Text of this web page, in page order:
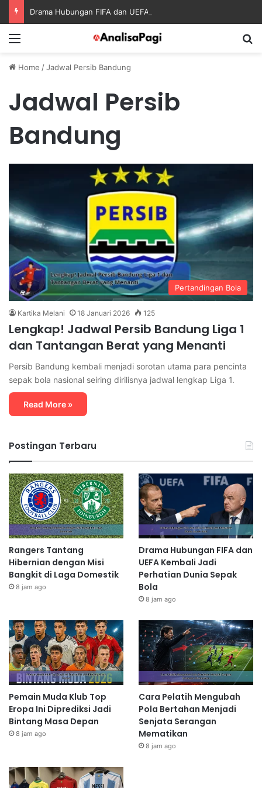
Home /Jadwal Persib Bandung
Jadwal Persib
Bandung
Pertandingan Bola
Kartika Melani 18 Januari 2026 125
Lengkap! Jadwal Persib Bandung Liga 1
dan Tantangan Berat yang Menanti
Persib Bandung kembali menjadi sorotan utama para pencinta
sepak bola nasional seiring dirilisnya jadwal lengkap Liga 1.
Read More »
Postingan Terbaru
Rangers Tantang
Hibernian dengan Misi
Bangkit di Laga Domestik
8 jam ago
Drama Hubungan FIFA dan
UEFA Kembali Jadi
Perhatian Dunia Sepak
Bola
8 jam ago
Pemain Muda Klub Top
Eropa Ini Diprediksi Jadi
Bintang Masa Depan
8 jam ago
Cara Pelatih Mengubah
Pola Bertahan Menjadi
Senjata Serangan
Mematikan
8 jam ago